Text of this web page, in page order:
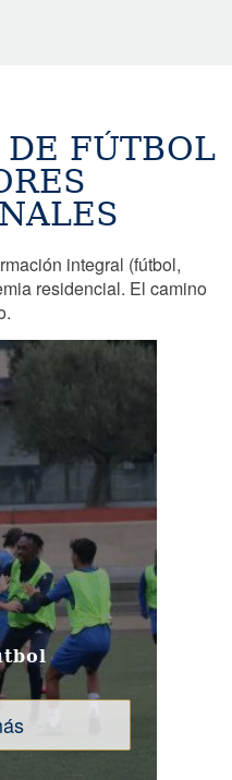
DE FÚTBOL
integral (fútbol,
residencial. El camino